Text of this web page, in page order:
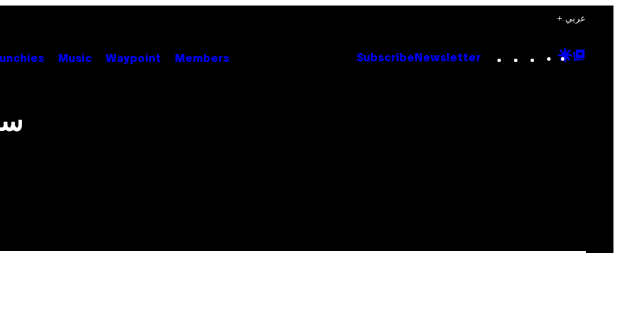
+ عربي
Music Waypoint Members Subscribe Newsletter Instagram
TikTok
YouTube
Google